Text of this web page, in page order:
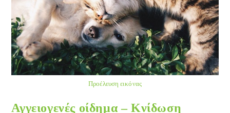
Προέλευση εικόνας
Αγγειογενές οίδημα – Κνίδωση